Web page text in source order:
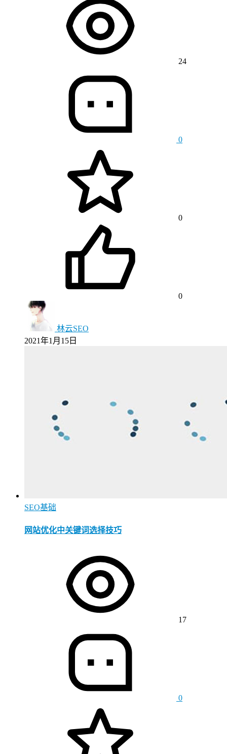
24
0
0
0
林云SEO
2021年1月15日
SEO基础
网站优化中关键词选择技巧
17
0